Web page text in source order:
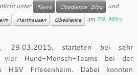
unter News Obedience-Blog
und
Harthausen Obedience am 29. März
29.03.2015, starteten bei sehr
vier Hund-Mensch-Teams bei der
HSV Friesenheim. Dabei konnten